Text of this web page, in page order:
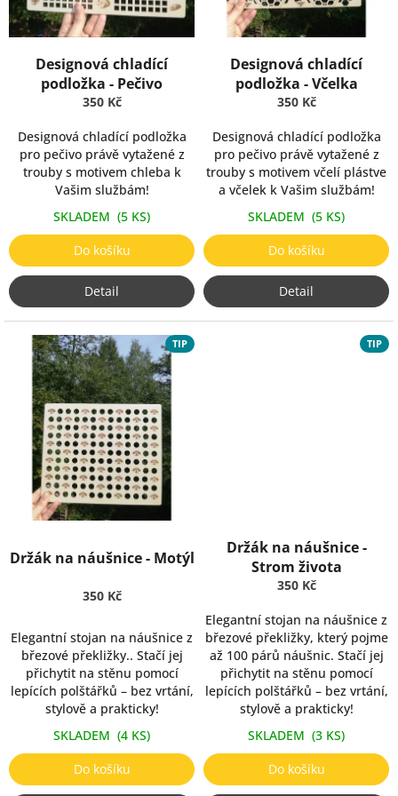
d
u
Designová chladící
podložka - Pečivo
350 Kč
Designová chladící podložka
pro pečivo právě vytažené z
trouby s motivem chleba k
Vašim službám!
SKLADEM (5 KS)
Do košíku
Detail
Designová chladící
podložka - Včelka
350 Kč
Designová chladící podložka
pro pečivo právě vytažené z
trouby s motivem včelí plástve
a včelek k Vašim službám!
SKLADEM (5 KS)
Do košíku
Detail
TIP
Držák na náušnice - Motýl
350 Kč
Elegantní stojan na náušnice z
březové překližky.. Stačí jej
přichytit na stěnu pomocí
lepících polštářků – bez vrtání,
stylově a prakticky!
SKLADEM (4 KS)
Do košíku
TIP
Držák na náušnice -
Strom života
350 Kč
Elegantní stojan na náušnice z
březové překližky, který pojme
až 100 párů náušnic. Stačí jej
přichytit na stěnu pomocí
lepících polštářků – bez vrtání,
stylově a prakticky!
SKLADEM (3 KS)
Do košíku